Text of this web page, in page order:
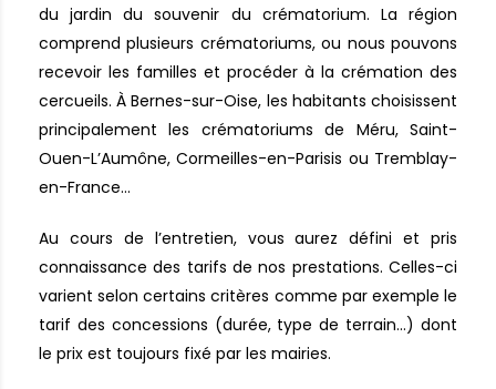
du jardin du souvenir du crématorium. La région
comprend plusieurs crématoriums, ou nous pouvons
recevoir les familles et procéder à la crémation des
cercueils. À Bernes-sur-Oise, les habitants choisissent
principalement les crématoriums de Méru, Saint-
Ouen-L’Aumône, Cormeilles-en-Parisis ou Tremblay-
en-France…
Au cours de l’entretien, vous aurez défini et pris
connaissance des tarifs de nos prestations. Celles-ci
varient selon certains critères comme par exemple le
tarif des concessions (durée, type de terrain…) dont
le prix est toujours fixé par les mairies.